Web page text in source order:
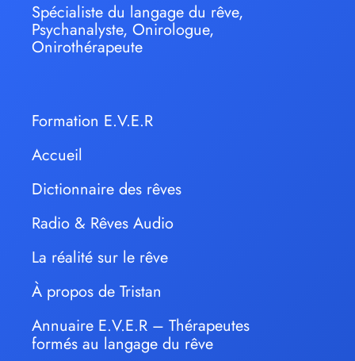
Spécialiste du langage du rêve,
Psychanalyste, Onirologue,
Onirothérapeute
Formation E.V.E.R
Accueil
Dictionnaire des rêves
Radio & Rêves Audio
La réalité sur le rêve
À propos de Tristan
Annuaire E.V.E.R – Thérapeutes
formés au langage du rêve